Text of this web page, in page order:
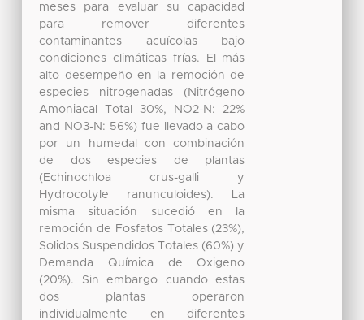
meses para evaluar su capacidad
para remover diferentes
contaminantes acuícolas bajo
condiciones climáticas frías. El más
alto desempeño en la remoción de
especies nitrogenadas (Nitrógeno
Amoniacal Total 30%, NO2-N: 22%
and NO3-N: 56%) fue llevado a cabo
por un humedal con combinación
de dos especies de plantas
(Echinochloa crus-galli y
Hydrocotyle ranunculoides). La
misma situación sucedió en la
remoción de Fosfatos Totales (23%),
Solidos Suspendidos Totales (60%) y
Demanda Química de Oxigeno
(20%). Sin embargo cuando estas
dos plantas operaron
individualmente en diferentes